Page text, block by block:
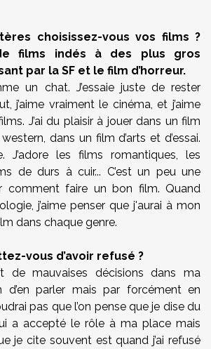
choisissez-vous vos films ?
films indés à des plus gros
par la SF et le film d’horreur.
un chat. J’essaie juste de rester
j’aime vraiment le cinéma, et j’aime
J’ai du plaisir à jouer dans un film
dans un film d’arts et d’essai.
J’adore les films romantiques, les
de durs à cuir... C’est un peu une
comment faire un bon film. Quand
j’aime penser que j'aurai à mon
dans chaque genre.
vous d’avoir refusé ?
de mauvaises décisions dans ma
d’en parler mais par forcément en
pas que l’on pense que je dise du
a accepté le rôle à ma place mais
je cite souvent est quand j’ai refusé